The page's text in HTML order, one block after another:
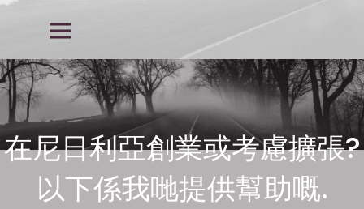
尼日利亞商標律師事務所, 尼日利亞專
利律師事務所, 尼日利亞知識產權律師
事務所,
尼日利亞商標律師事務所, 尼日利亞專利律師事務所, 尼日利亞知識產權律師
事務所, 尼日利亞知識產權律師事務所
在尼日利亞創業或考慮擴張?
以下係我哋提供幫助嘅.